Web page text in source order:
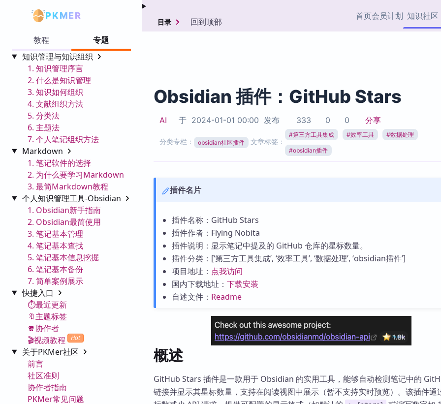
PKMER 首页会员计划 知识社区
协作者
热门链接Top5
载
加速访问 Obsidian 官方
市场
Zotero 插件
教程
专题
知识管理与知识组织
1. 知识管理序言
2. 什么是知识管理
3. 知识如何组织
4. 文献组织方法
5. 分类法
6. 主题法
7. 个人笔记组织方法
Markdown
1. 笔记软件的选择
2. 为什么要学习Markdown
3. 最简Markdown教程
个人知识管理工具-Obsidian
1. Obsidian新手指南
2. Obsidian最简使用
3. 笔记基本管理
4. 笔记基本查找
5. 笔记基本信息挖掘
6. 笔记基本备份
7. 简单案例展示
快捷入口
⏱️最近更新
🔖主题标签
🧣协作者
🎬视频教程
Hot
关于PKMer社区
前言
社区准则
协作者指南
PKMer常见问题
目录 回到顶部
Obsidian 插件：GitHub Stars
AI 于 2024-01-01 00:00 发布 333 0 0 分享
分类专栏： obsidian社区插件 文章标签：
#第三方工具集成 #效率工具 #数据处理
#obsidian插件
插件名片
插件名称：GitHub Stars
插件作者：Flying Nobita
插件说明：显示笔记中提及的 GitHub 仓库的星标数量。
插件分类：[‘第三方工具集成’, ‘效率工具’, ‘数据处理’, ‘obsidian插件’]
项目地址： 点我访问
国内下载地址： 下载安装
自述文件： Readme
概述
GitHub Stars 插件是一款用于 Obsidian 的实用工具，能够自动检测笔记中的
链接并显示其星标数量，支持在阅读视图中展示（暂不支持实时预览）。该插件通